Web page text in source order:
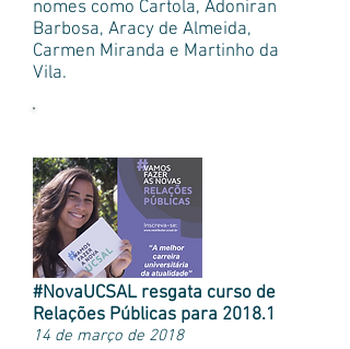
nomes como Cartola, Adoniran
Barbosa, Aracy de Almeida,
Carmen Miranda e Martinho da
Vila.
#NovaUCSAL resgata curso de
Relações Públicas para 2018.1
14 de março de 2018